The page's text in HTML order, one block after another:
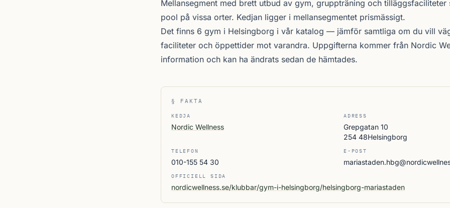
Mellansegment med brett utbud av gym, gruppträning och tilläggsfaciliteter
pool på vissa orter. Kedjan ligger i mellansegmentet prismässigt.
Det finns 6 gym i Helsingborg i vår katalog — jämför samtliga om du vill
faciliteter och öppettider mot varandra. Uppgifterna kommer från Nordic
information och kan ha ändrats sedan de hämtades.
§ FAKTA
KEDJA
Nordic Wellness
ADRESS
Grepgatan 10
254 48Helsingborg
TELEFON
010-155 54 30
E-POST
OFFICIELL SIDA
nordicwellness.se/klubbar/gym-i-helsingborg/helsingborg-mariastaden